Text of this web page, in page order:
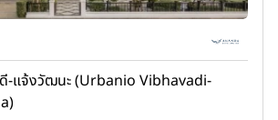
ดี-แจ้งวัฒนะ (Urbanio Vibhavadi-